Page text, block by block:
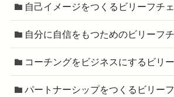
自己イメージをつくるビリーフチ
自分に自信をもつためのビリーフ
コーチングをビジネスにするビリ
パートナーシップをつくるビリー